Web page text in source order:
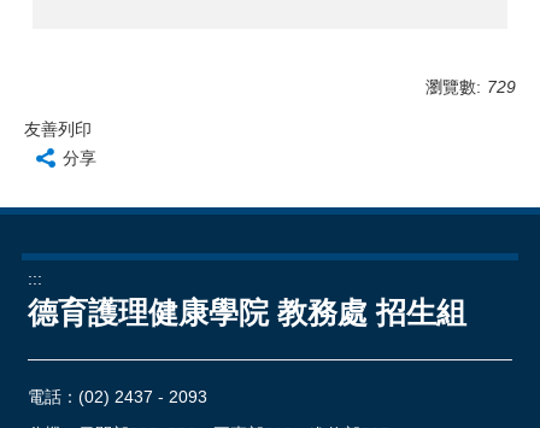
瀏覽數: 729
友善列印
分享
:::
德育護理健康學院 教務處 招生組
電話： (02) 2437 - 2093